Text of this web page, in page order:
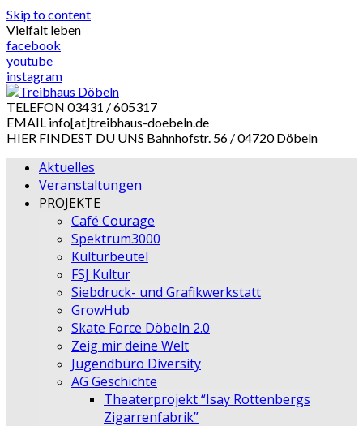
Skip to content
Vielfalt leben
facebook
youtube
instagram
TELEFON 03431 / 605317
EMAIL info[at]treibhaus-doebeln.de
HIER FINDEST DU UNS Bahnhofstr. 56 / 04720 Döbeln
Aktuelles
Veranstaltungen
PROJEKTE
Café Courage
Spektrum3000
Kulturbeutel
FSJ Kultur
Siebdruck- und Grafikwerkstatt
GrowHub
Skate Force Döbeln 2.0
Zeig mir deine Welt
Jugendbüro Diversity
AG Geschichte
Theaterprojekt “Isay Rottenbergs
Zigarrenfabrik”